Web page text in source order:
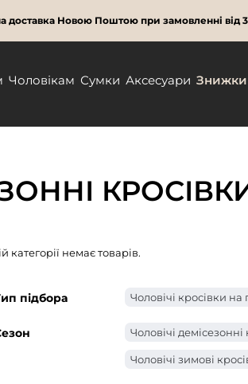
доставка Новою Поштою при замовленні від
Чоловікам Сумки Аксесуари Знижки
категорії немає товарів.
підбора Чоловічі кросівки на
Чоловічі демісезонні
Чоловічі зимові